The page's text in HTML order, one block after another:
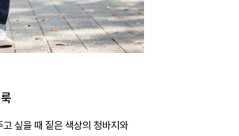
싶을 때 짙은 색상의 청바지와